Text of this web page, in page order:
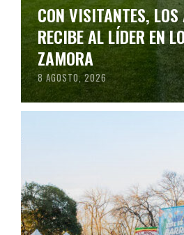
CON VISITANTES, LOS
RECIBE AL LÍDER EN
ZAMORA
8 AGOSTO, 2026